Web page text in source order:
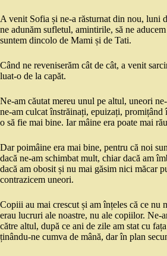
A venit Sofia și ne-a răsturnat din nou, luni
ne adunăm sufletul, amintirile, să ne
suntem dincolo de Mami și de Tati.
Când ne reveniserăm cât de cât, a venit
luat-o de la capăt.
Ne-am căutat mereu unul pe altul, uneori
ne-am culcat înstrăinați, epuizați, promițând
o să fie mai bine. Iar mâine era poate mai
Dar poimâine era mai bine, pentru că noi
dacă ne-am schimbat mult, chiar dacă am
dacă am obosit și nu mai găsim nici măcar
contrazicem uneori.
Copiii au mai crescut și am înțeles că ce nu
erau lucruri ale noastre, nu ale copiilor. Ne-
către altul, după ce ani de zile am stat cu
ținându-ne cumva de mână, dar în plan